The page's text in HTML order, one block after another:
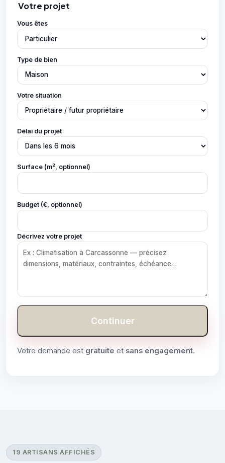
Votre projet
Vous êtes
Type de bien
Votre situation
Délai du projet
Surface (m², optionnel)
Budget (€, optionnel)
Décrivez votre projet
Continuer
Votre demande est gratuite et sans engagement.
19 ARTISANS AFFICHÉS